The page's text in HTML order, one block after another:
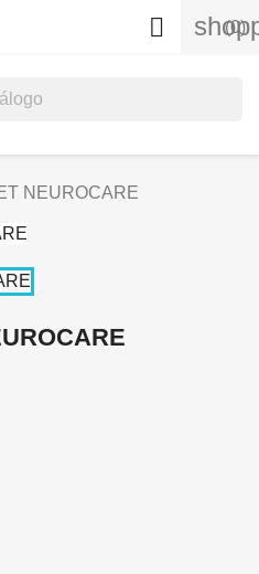
(0)

NEUROCARE